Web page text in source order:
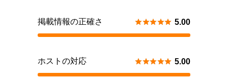
掲載情報の正確さ  5.00
ホストの対応  5.00